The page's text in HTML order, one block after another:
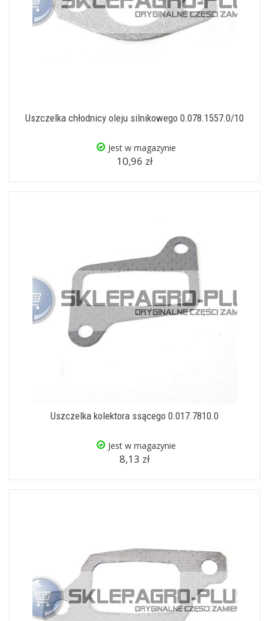
Uszczelka chłodnicy oleju silnikowego 0.078.1557.0/10
Jest w magazynie
10,96 zł
Uszczelka kolektora ssącego 0.017.7810.0
Jest w magazynie
8,13 zł